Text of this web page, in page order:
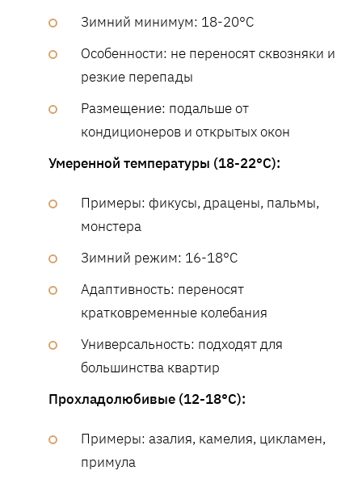
Зимний минимум: 18-20°C
Особенности: не переносят сквозняки и
резкие перепады
Размещение: подальше от
кондиционеров и открытых окон
Умеренной температуры (18-22°C):
Примеры: фикусы, драцены, пальмы,
монстера
Зимний режим: 16-18°C
Адаптивность: переносят
кратковременные колебания
Универсальность: подходят для
большинства квартир
Прохладолюбивые (12-18°C):
Примеры: азалия, камелия, цикламен,
примула